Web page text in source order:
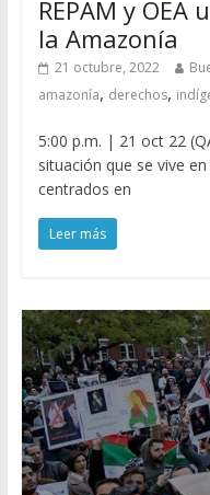
REPAM y
la Amazonía
21 octubre, 2022
amazonía, derechos,
5:00 p.m. | 21 oct 22
situación que se vive
centrados en
Leer más